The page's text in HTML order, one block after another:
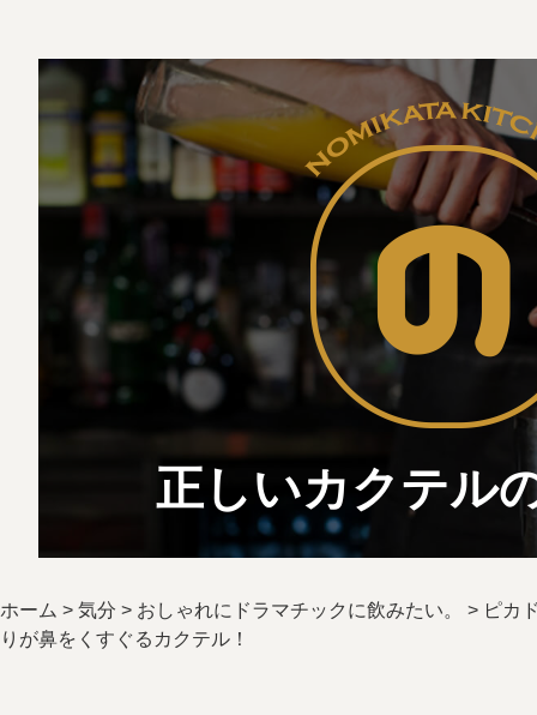
正しいカクテル
ホーム > 気分 > おしゃれにドラマチックに飲みたい。 > ピカ
りが鼻をくすぐるカクテル！